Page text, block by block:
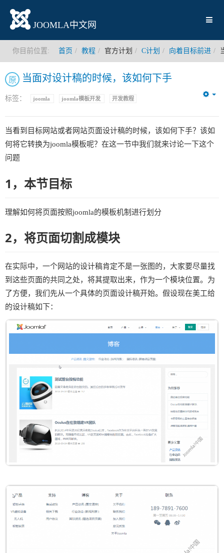
JOOMLA中文网
你目前位置: 首页 教程 官方计划 C计划 向着目标前进
当面对设计稿的时候，该如何下手
原
标签： joomla joomla模板开发 开发教程
当看到目标网站或者网站页面设计稿的时候，该如何下手？该如
何将它转换为joomla模板呢？在这一节中我们就来讨论一下这个
问题
1，本节目标
理解如何将页面按照joomla的模板机制进行划分
2，将页面切割成模块
在实际中，一个网站的设计稿肯定不是一张图的，大家要尽量找
到这些页面的共同之处，将其提取出来，作为一个模块位置。为
了方便，我们先从一个具体的页面设计稿开始。假设现在美工给
的设计稿如下：